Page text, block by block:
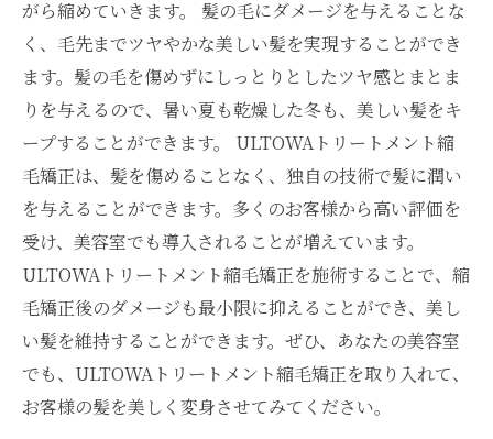
がら縮めていきます。 髪の毛にダメージを与えることな
く、毛先までツヤやかな美しい髪を実現することができ
ます。髪の毛を傷めずにしっとりとしたツヤ感とまとま
りを与えるので、暑い夏も乾燥した冬も、美しい髪をキ
ープすることができます。 ULTOWAトリートメント縮
毛矯正は、髪を傷めることなく、独自の技術で髪に潤い
を与えることができます。多くのお客様から高い評価を
受け、美容室でも導入されることが増えています。
ULTOWAトリートメント縮毛矯正を施術することで、縮
毛矯正後のダメージも最小限に抑えることができ、美し
い髪を維持することができます。ぜひ、あなたの美容室
でも、ULTOWAトリートメント縮毛矯正を取り入れて、
お客様の髪を美しく変身させてみてください。